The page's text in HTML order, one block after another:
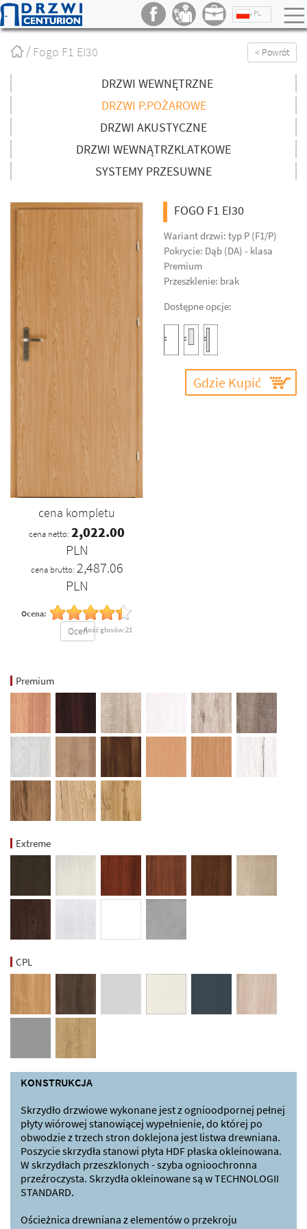
PL
StronaFogo F1 EI30 < Powrót
DRZWI WEWNĘTRZNE
DRZWI P.POŻAROWE
DRZWI AKUSTYCZNE
DRZWI WEWNĄTRZKLATKOWE
SYSTEMY PRZESUWNE
cena kompletu
cena netto: 2,022.00
PLN
cena brutto: 2,487.06
PLN
Ocena:
Ilość głosów:21
Oceń
FOGO F1 EI30
Wariant drzwi: typ P (F1/P)
Pokrycie: Dąb (DA) - klasa
Premium
Przeszklenie: brak
Dostępne opcje:
Gdzie Kupić
Premium
Extreme
CPL
KONSTRUKCJA
Skrzydło drzwiowe wykonane jest z ognioodpornej pełnej
płyty wiórowej stanowiącej wypełnienie, do której po
obwodzie z trzech stron doklejona jest listwa drewniana.
Poszycie skrzydła stanowi płyta HDF płaska okleinowana.
W skrzydłach przeszklonych - szyba ognioochronna
przeźroczysta. Skrzydła okleinowane są w TECHNOLOGII
STANDARD.
Ościeżnica drewniana z elementów o przekroju